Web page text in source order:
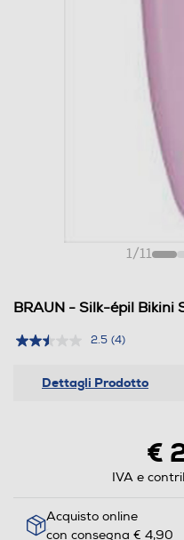
1/11
BRAUN - Silk-épil Bikini
2.5 (4)
Dettagli Prodotto
€
IVA e
Acquisto online
con consegna € 4,90